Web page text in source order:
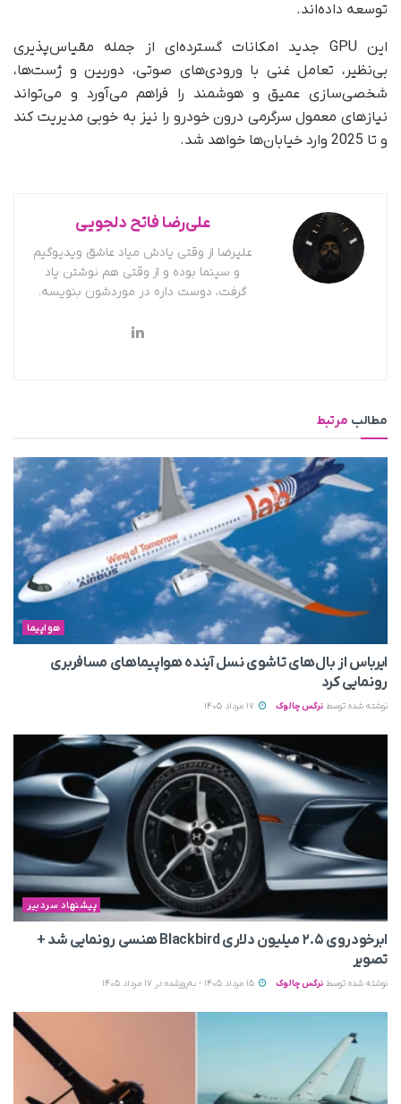
توسعه داده‌اند.
این GPU جدید امکانات گسترده‌ای از جمله مقیاس‌پذیری
بی‌نظیر، تعامل غنی با ورودی‌های صوتی، دوربین و ژست‌ها،
شخصی‌سازی عمیق و هوشمند را فراهم می‌آورد و می‌تواند
نیازهای معمول سرگرمی درون خودرو را نیز به خوبی مدیریت کند
و تا 2025 وارد خیابان‌ها خواهد شد.
علی‌رضا فاتح دلجویی
علیرضا از وقتی یادش میاد عاشق ویدیوگیم
و سینما بوده و از وقتی هم نوشتن یاد
گرفت، دوست داره در موردشون بنویسه.
مطالب مرتبط
هواپیما
ایرباس از بال‌های تاشوی نسل آینده هواپیماهای مسافربری
رونمایی کرد
نوشته شده توسط نرگس چالوک
پیشنهاد سردبیر
ابرخودروی ۲.۵ میلیون دلاری Blackbird هنسی رونمایی شد +
تصویر
نوشته شده توسط نرگس چالوک